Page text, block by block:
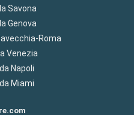
Savona
Genova
Roma
Venezia
Napoli
Miami